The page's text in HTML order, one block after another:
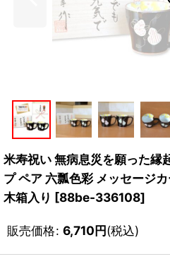
米寿祝い 無病息災を願った縁
プ ペア 六瓢色彩 メッセージ
木箱入り [88be-336108]
販売価格: 6,710円(税込)